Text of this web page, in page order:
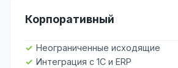
Корпоративный
Неограниченные исходящие
Интеграция с 1С и ERP